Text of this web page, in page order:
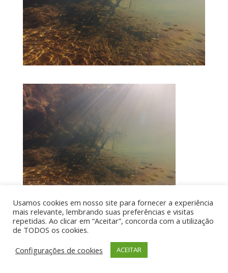
Por aí de Barraca - direitos reservados - Desenvolvido
por UIA WEB
Usamos cookies em nosso site para fornecer a experiência
mais relevante, lembrando suas preferências e visitas
repetidas. Ao clicar em “Aceitar”, concorda com a utilização
de TODOS os cookies.
Configurações de cookies
ACEITAR